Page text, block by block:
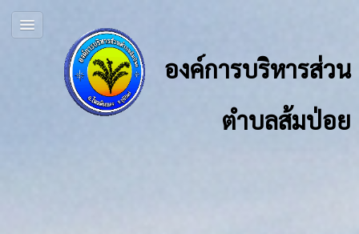
องค์การบริหารส่วน
ตำบลส้มป่อย